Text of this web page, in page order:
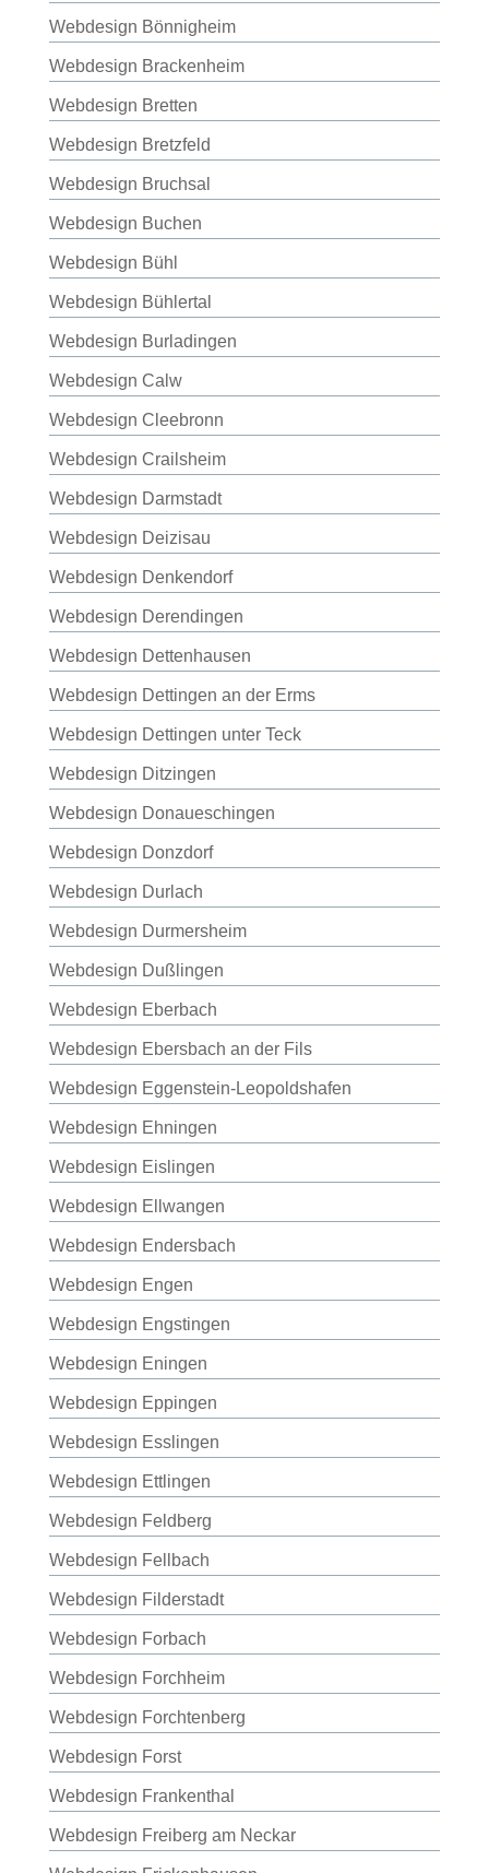
Webdesign Bönnigheim
Webdesign Brackenheim
Webdesign Bretten
Webdesign Bretzfeld
Webdesign Bruchsal
Webdesign Buchen
Webdesign Bühl
Webdesign Bühlertal
Webdesign Burladingen
Webdesign Calw
Webdesign Cleebronn
Webdesign Crailsheim
Webdesign Darmstadt
Webdesign Deizisau
Webdesign Denkendorf
Webdesign Derendingen
Webdesign Dettenhausen
Webdesign Dettingen an der Erms
Webdesign Dettingen unter Teck
Webdesign Ditzingen
Webdesign Donaueschingen
Webdesign Donzdorf
Webdesign Durlach
Webdesign Durmersheim
Webdesign Dußlingen
Webdesign Eberbach
Webdesign Ebersbach an der Fils
Webdesign Eggenstein-Leopoldshafen
Webdesign Ehningen
Webdesign Eislingen
Webdesign Ellwangen
Webdesign Endersbach
Webdesign Engen
Webdesign Engstingen
Webdesign Eningen
Webdesign Eppingen
Webdesign Esslingen
Webdesign Ettlingen
Webdesign Feldberg
Webdesign Fellbach
Webdesign Filderstadt
Webdesign Forbach
Webdesign Forchheim
Webdesign Forchtenberg
Webdesign Forst
Webdesign Frankenthal
Webdesign Freiberg am Neckar